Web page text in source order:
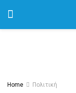
Home Πολιτική